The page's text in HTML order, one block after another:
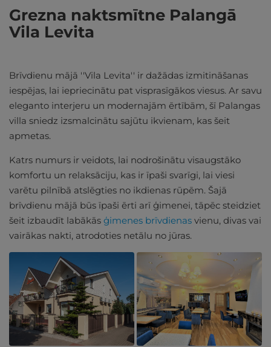
Grezna naktsmītne Palangā
Vila Levita
Brīvdienu mājā ''Vila Levita'' ir dažādas izmitināšanas
iespējas, lai iepriecinātu pat visprasīgākos viesus. Ar savu
eleganto interjeru un modernajām ērtībām, šī Palangas
villa sniedz izsmalcinātu sajūtu ikvienam, kas šeit
apmetas.
Katrs numurs ir veidots, lai nodrošinātu visaugstāko
komfortu un relaksāciju, kas ir īpaši svarīgi, lai viesi
varētu pilnībā atslēgties no ikdienas rūpēm. Šajā
brīvdienu mājā būs īpaši ērti arī ģimenei, tāpēc steidziet
šeit izbaudīt labākās ģimenes brīvdienas vienu, divas vai
vairākas nakti, atrodoties netālu no jūras.